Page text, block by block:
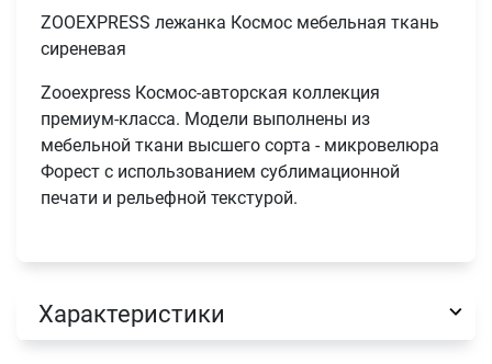
ZOOEXPRESS лежанка Космос мебельная ткань
сиреневая
Zooexpress Космос-авторская коллекция
премиум-класса. Модели выполнены из
мебельной ткани высшего сорта - микровелюра
Форест с использованием сублимационной
печати и рельефной текстурой.
Характеристики